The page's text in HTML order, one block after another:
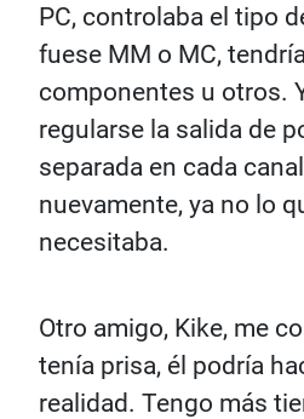
PC, controlaba el tipo
fuese MM o MC,
componentes u otros.
regularse la salida de
separada en cada
nuevamente, ya no lo
necesitaba.
Otro amigo, Kike, me
tenía prisa, él podría
realidad. Tengo más